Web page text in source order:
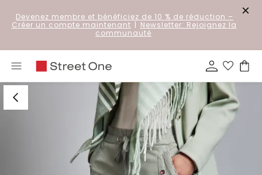
Devenez membre et bénéficiez de 10 % de réduction –
Créer un compte maintenant | Newsletter: Rejoignez la
communauté